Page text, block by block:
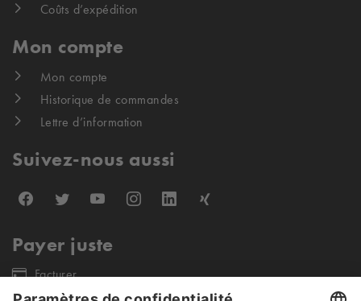
Coûts d’expédition
Mon compte
Mon compte
Historique de commandes
Lettre d’information
Suivez-nous aussi
Payer juste
Facturer